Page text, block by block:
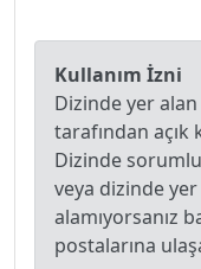
Kullanım İzni
Dizinde yer
tarafından
Dizinde
veya dizinde
alamıyorsanız
postalarına